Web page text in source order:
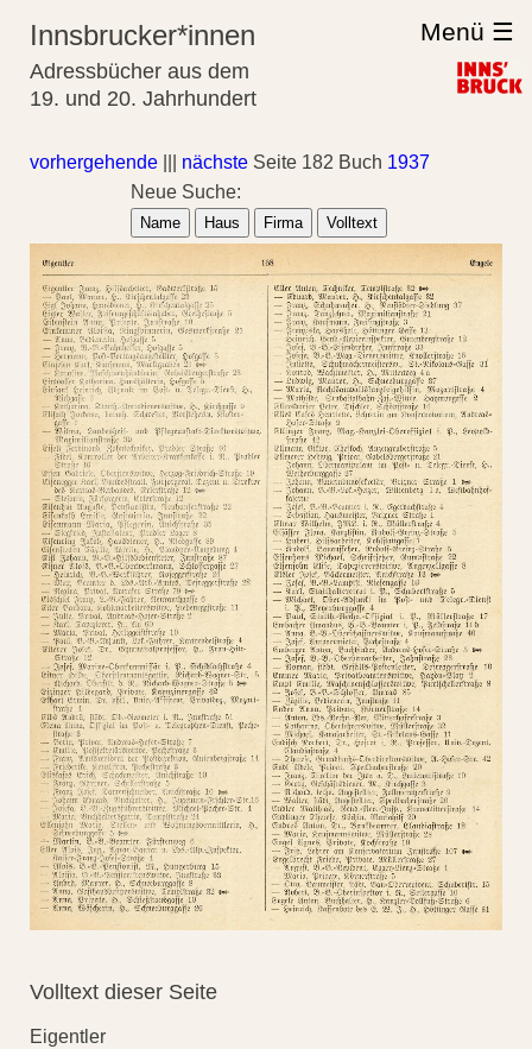
Innsbrucker*innen
Adressbücher aus dem
19. und 20. Jahrhundert
Menü ☰
vorhergehende nächste Seite 182 Buch 1937
Neue Suche:
Name Haus Firma Volltext
Volltext dieser Seite
Eigentler